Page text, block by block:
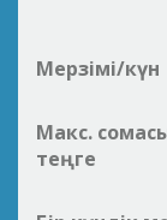
Мерзімі/күн
Макс.
теңге